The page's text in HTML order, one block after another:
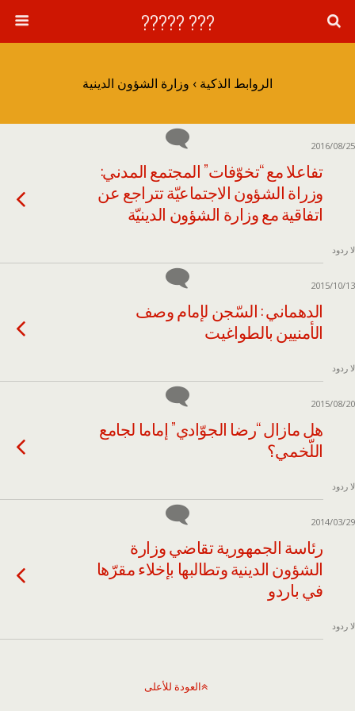
??? ?????
الروابط الذكية › وزارة الشؤون الدينية
2016/08/25
تفاعلا مع “تخوّفات” المجتمع المدني:
وزراة الشؤون الاجتماعيّة تتراجع عن
اتفاقية مع وزارة الشؤون الدينيّة
لا ردود
2015/10/13
الدهماني : السّجن لإمام وصف
الأمنيين بالطواغيت
لا ردود
2015/08/20
هل مازال “رضا الجوّادي” إماما لجامع
اللّخمي؟
لا ردود
2014/03/29
رئاسة الجمهورية تقاضي وزارة
الشؤون الدينية وتطالبها بإخلاء مقرّها
في باردو
لا ردود
العودة للأعلى